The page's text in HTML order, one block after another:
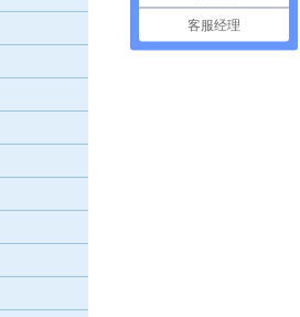
客服经理